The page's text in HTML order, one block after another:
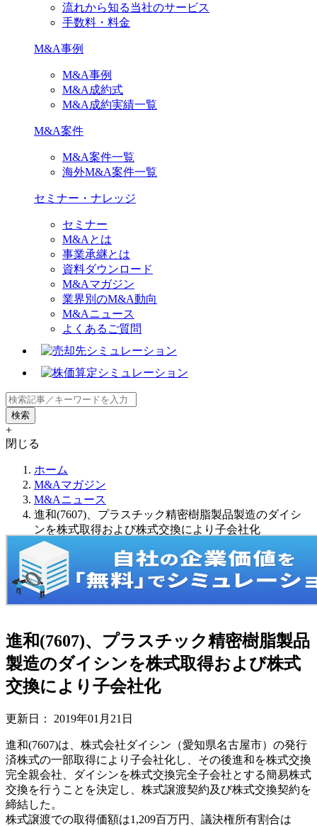
流れから知る当社のサービス
手数料・料金
M&A事例
M&A事例
M&A成約式
M&A成約実績一覧
M&A案件
M&A案件一覧
海外M&A案件一覧
セミナー・ナレッジ
セミナー
M&Aとは
事業承継とは
資料ダウンロード
M&Aマガジン
業界別のM&A動向
M&Aニュース
よくあるご質問
+
閉じる
ホーム
M&Aマガジン
M&Aニュース
進和(7607)、プラスチック精密樹脂製品製造のダイシ
ンを株式取得および株式交換により子会社化
進和(7607)、プラスチック精密樹脂製品
製造のダイシンを株式取得および株式
交換により子会社化
更新日： 2019年01月21日
進和(7607)は、株式会社ダイシン（愛知県名古屋市）の発行
済株式の一部取得により子会社化し、その後進和を株式交換
完全親会社、ダイシンを株式交換完全子会社とする簡易株式
交換を行うことを決定し、株式譲渡契約及び株式交換契約を
締結した。
株式譲渡での取得価額は1,209百万円、議決権所有割合は